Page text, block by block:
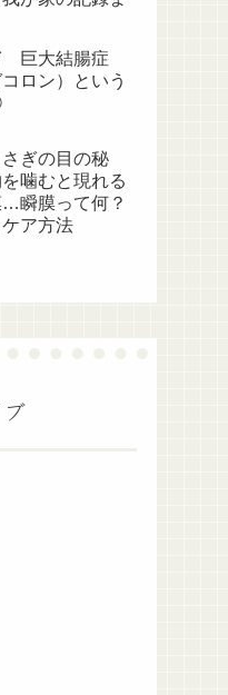
巨大結腸症
コロン）という
さぎの目の秘
噛むと現れる
…瞬膜って何？
ア方法